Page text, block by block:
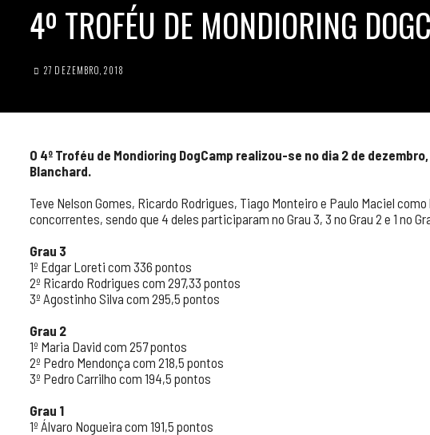
4º TROFÉU DE MONDIORING
27 DEZEMBRO, 2018
O 4º Troféu de Mondioring DogCamp realizou-se no dia 2 de
Blanchard.
Teve Nelson Gomes, Ricardo Rodrigues, Tiago Monteiro e Paulo Maciel
concorrentes, sendo que 4 deles participaram no Grau 3, 3 no Grau 2 e 1 no
Grau 3
1º Edgar Loreti com 336 pontos
2º Ricardo Rodrigues com 297,33 pontos
3º Agostinho Silva com 295,5 pontos
Grau 2
1º Maria David com 257 pontos
2º Pedro Mendonça com 218,5 pontos
3º Pedro Carrilho com 194,5 pontos
Grau 1
1º Álvaro Nogueira com 191,5 pontos